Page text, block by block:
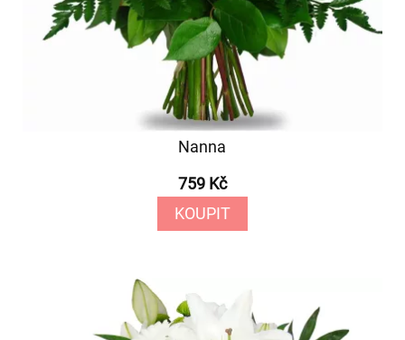
Nanna
759 Kč
KOUPIT